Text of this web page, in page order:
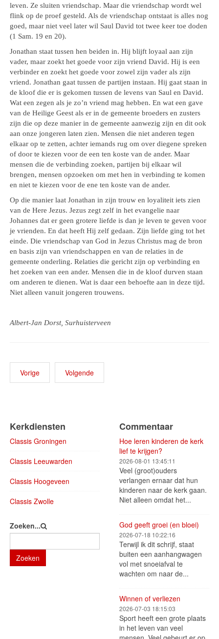
leven. Ze sluiten vriendschap. Maar die vriendschap wordt wel
flink op de proef gesteld. Als de vriendschap ontstaat is alles nog
goed, maar niet veel later wil Saul David tot twee keer toe doden
(1 Sam. 19 en 20).
Jonathan staat tussen hen beiden in. Hij blijft loyaal aan zijn
vader, maar zoekt het goede voor zijn vriend David. Hij is een
verbinder en zoekt het goede voor zowel zijn vader als zijn
vriend. Jonathan gaat tussen de partijen instaan. Hij gaat staan in
de kloof die er is gekomen tussen de levens van Saul en David.
Wat een zegen als je zo’n vriend mag hebben. En wat een gave
van de Heilige Geest als er in de gemeente broeders en zusters
zijn die op deze manier in de gemeente aanwezig zijn en dit ook
aan onze jongeren laten zien. Mensen die niet anderen tegen
elkaar op te zetten, achter iemands rug om over diegene spreken
of door te kiezen voor de een ten koste van de ander. Maar
mensen die de verbinding zoeken, partijen bij elkaar wil
brengen, mensen opzoeken om met hen in verbinding te komen
en niet te kiezen voor de ene ten koste van de ander.
Op die manier laat Jonathan in zijn trouw en loyaliteit iets zien
van de Here Jezus. Jezus zegt zelf in het evangelie naar
Johannes dat er geen grotere liefde is dan je leven te geven voor
je vrienden. En dat heeft Hij zelf gedaan. Zijn liefde ging tot het
einde. Die vriendschap van God in Jezus Christus mag de bron
en basis zijn van vriendschappen en van de relaties in de
gemeente onderling. Relaties die gericht zijn op verbinding en
het zoeken van een ander. Mensen die in de kloof durven staan
om anderen te dienen. Wat is daar een behoefte aan in deze tijd.
Niet alleen vanuit jongeren trouwens.
Albert-Jan Dorst, Surhuisterveen
Vorige Volgende
Kerkdiensten
Classis Groningen
Classis Leeuwarden
Classis Hoogeveen
Classis Zwolle
Zoeken...
Zoeken
Commentaar
Hoe leren kinderen de kerk
lief te krijgen?
2026-08-01 13:45:11
Veel (groot)ouders
verlangen ernaar dat hun
kinderen naar de kerk gaan.
Niet alleen omdat het...
God geeft groei (en bloei)
2026-07-18 10:22:16
Terwijl ik dit schrijf, staat
buiten een aanhangwagen
vol met snoeiafval te
wachten om naar de...
Winnen of verliezen
2026-07-03 18:15:03
Sport heeft een grote plaats
in het leven van veel